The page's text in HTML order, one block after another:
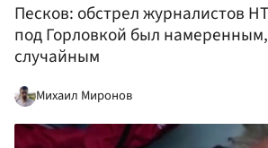
Песков: обстрел журналистов
под Горловкой был
случайным
Михаил Миронов